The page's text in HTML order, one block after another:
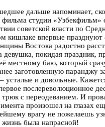
дальше напоминает,
фильма студии «Узбекфильм»
советской власти по
кишлаке впервые празднуют
Востока радостно
покидая праздник,
местному баю, который
заготовленную паранджу
усталые и довольные.
послереволюционное
с переодеванием. И
произошел на глазах
врагу не пожелаешь
жизнь была напрасной!